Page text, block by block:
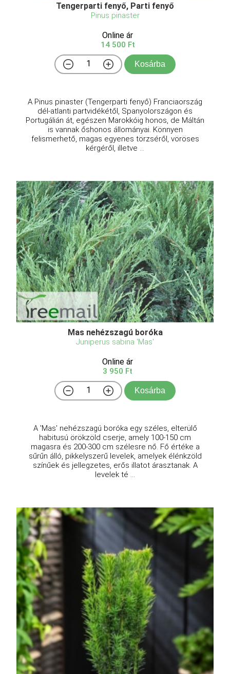
Tengerparti fenyő, Parti fenyő
Pinus pinaster
Online ár
14 500 Ft
Kosárba
A Pinus pinaster (Tengerparti fenyő) Franciaország
dél-atlanti partvidékétől, Spanyolországon és
Portugálián át, egészen Marokkóig honos, de Máltán
is vannak őshonos állományai. Könnyen
felismerhető, magas egyenes törzséről, vöröses
kérgéről, illetve ...
Mas nehézszagú boróka
Juniperus sabina 'Mas'
Online ár
3 950 Ft
Kosárba
A 'Mas' nehézszagú boróka egy széles, elterülő
habitusú örökzöld cserje, amely 100-150 cm
magasra és 200-300 cm szélesre nő. Fő értéke a
sűrűn álló, pikkelyszerű levelek, amelyek élénkzöld
színűek és jellegzetes, erős illatot árasztanak. A
levelek té ...